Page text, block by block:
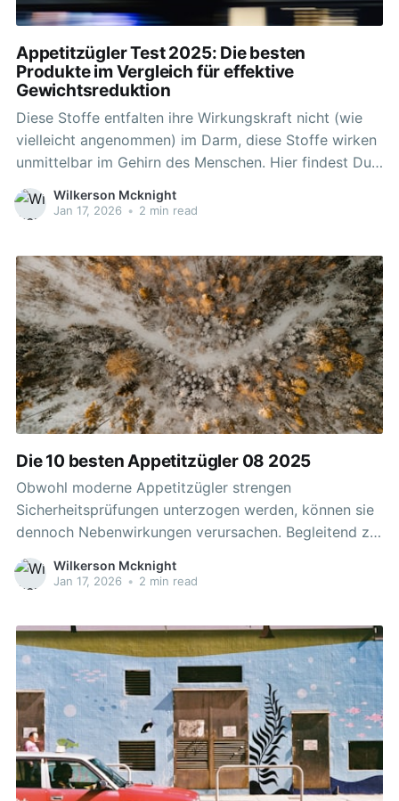
Appetitzügler Test 2025: Die besten
Produkte im Vergleich für effektive
Gewichtsreduktion
Diese Stoffe entfalten ihre Wirkungskraft nicht (wie
vielleicht angenommen) im Darm, diese Stoffe wirken
unmittelbar im Gehirn des Menschen. Hier findest Du
die besten Produkte, die Dir beim Abnehmen helfen
können. Auch sollen Appetitzügler Einfluss auf den
Blick auf
Wilkerson Mcknight
Jan 17, 2026 • 2 min read
Die 10 besten Appetitzügler 08 2025
Obwohl moderne Appetitzügler strengen
Sicherheitsprüfungen unterzogen werden, können sie
dennoch Nebenwirkungen verursachen. Begleitend zur
Einnahme wird oft eine kalorienreduzierte Diät und
regelmäßige körperliche Aktivität empfohlen, um die
wichtig, die empfohlene Dosis nicht zu überschreiten,
um das Risiko von Nebenwirkungen zu minimieren.
Diese Medikamente
Wilkerson Mcknight
Jan 17, 2026 • 2 min read